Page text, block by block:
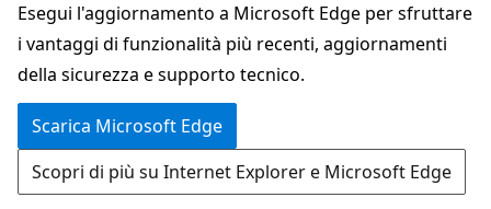
contenuto
principale
pagina
Esegui l'aggiornamento a Microsoft Edge per sfruttare
i vantaggi di funzionalità più recenti, aggiornamenti
della sicurezza e supporto tecnico.
Scarica Microsoft Edge
Scopri di più su Internet Explorer e Microsoft Edge